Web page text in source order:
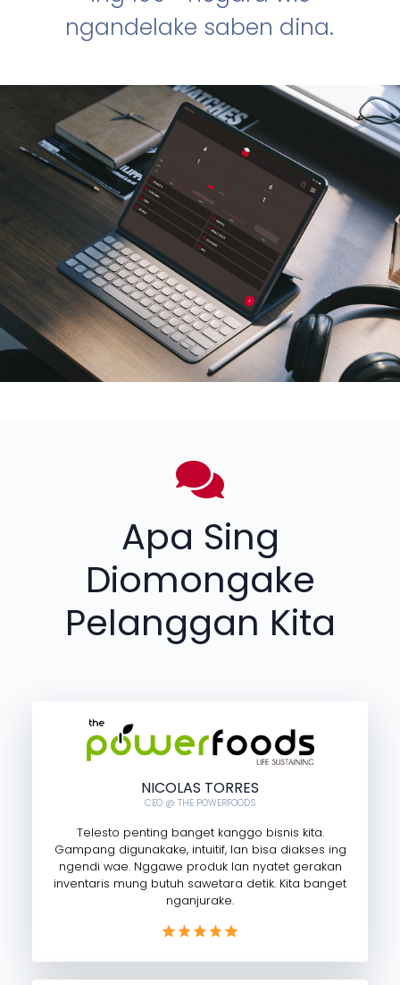
ngandelake saben dina.
Apa Sing
Diomongake
Pelanggan Kita
NICOLAS TORRES
CEO @ THE POWERFOODS
Telesto penting banget kanggo bisnis kita.
Gampang digunakake, intuitif, lan bisa diakses ing
ngendi wae. Nggawe produk lan nyatet gerakan
inventaris mung butuh sawetara detik. Kita banget
nganjurake.